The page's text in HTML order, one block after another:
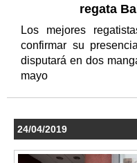
regata
Los mejores
confirmar su
disputará en dos
mayo
24/04/2019